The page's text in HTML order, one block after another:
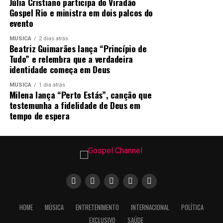
sentimos de estar com Jesus, ouvir Sua voz e poder
abraçá-lo. O céu é o nosso lugar, nós pertencemos ao
Dono dele e, mesmo que nós não tenhamos ido ainda,
existe uma saudade em nosso coração – explica Gaby.
“O Céu é o Seu Lugar” faz parte de um projeto que, de
acordo com a artista, carrega toda uma identidade
muito forte e uma qualidade incrível. Disponível nas
plataformas digitais, o single ainda conta com um
videoclipe dirigido por Felipe Thomaz que reproduz
toda a atmosfera do dia da gravação.
PUBLICIDADE
Gospel Rio e ministra em dois palcos do
evento
MÚSICA 2 dias atrás
Beatriz Guimarães lança “Princípio de
Tudo” e relembra que a verdadeira
identidade começa em Deus
MÚSICA 1 dia atrás
Milena lança “Perto Estás”, canção que
testemunha a fidelidade de Deus em
tempo de espera
HOME MÚSICA ENTRETENIMENTO INTERNACIONAL
POLÍTICA
EXCLUSIVO
SAÚDE